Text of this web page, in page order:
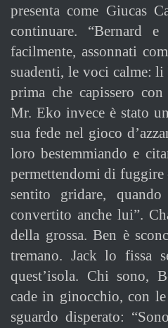
presenta come Giucas
continuare. “Bernard
facilmente, assonnati
suadenti, le voci calme:
prima che capissero
Mr. Eko invece è stato
sua fede nel gioco
loro bestemmiando e
permettendomi di
sentito gridare,
convertito anche lui”.
della grossa. Ben è
tremano. Jack lo fissa
quest’isola. Chi sono,
cade in ginocchio, con
sguardo disperato: